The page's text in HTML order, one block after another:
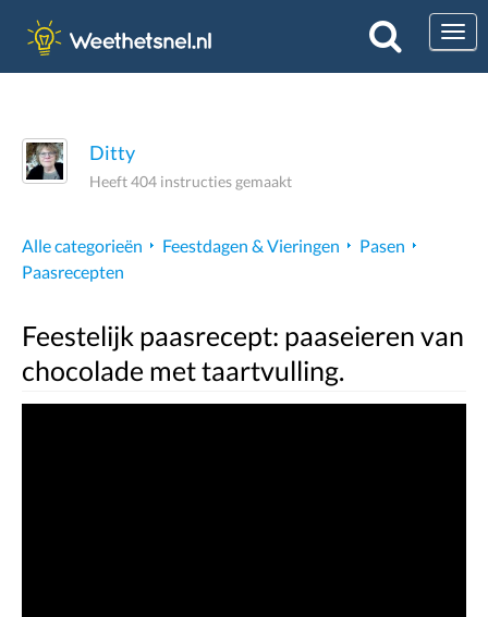
Ditty
Heeft 404 instructies gemaakt
Alle categorieën Feestdagen & Vieringen
Pasen
Paasrecepten
Feestelijk paasrecept: paaseieren van
chocolade met taartvulling.